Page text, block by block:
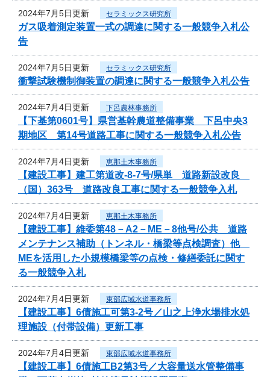
2024年7月5日更新 セラミックス研究所
ガス吸着測定装置一式の調達に関する一般競争入札公
告
2024年7月5日更新 セラミックス研究所
衝撃試験機制御装置の調達に関する一般競争入札公告
2024年7月4日更新 下呂農林事務所
【下基第0601号】県営基幹農道整備事業 下呂中央3
期地区 第14号道路工事に関する一般競争入札公告
2024年7月4日更新 恵那土木事務所
【建設工事】建工第道改-8-7号/県単 道路新設改良
（国）363号 道路改良工事に関する一般競争入札
2024年7月4日更新 恵那土木事務所
【建設工事】維委第48－A2－ME－8他号/公共 道路
メンテナンス補助（トンネル・橋梁等点検調査）他
MEを活用した小規模橋梁等の点検・修繕委託に関す
る一般競争入札
2024年7月4日更新 東部広域水道事務所
【建設工事】6債施工可第3-2号／山之上浄水場排水処
理施設（付帯設備）更新工事
2024年7月4日更新 東部広域水道事務所
【建設工事】6債施工B2第3号／大容量送水管整備事